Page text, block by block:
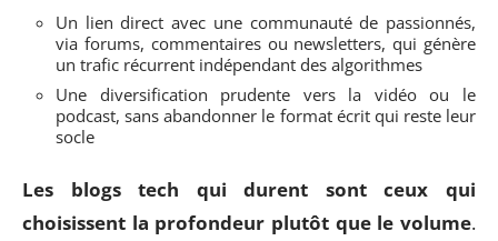
Un lien direct avec une communauté de passionnés,
via forums, commentaires ou newsletters, qui génère
un trafic récurrent indépendant des algorithmes
Une diversification prudente vers la vidéo ou le
podcast, sans abandonner le format écrit qui reste leur
socle
Les blogs tech qui durent sont ceux qui
choisissent la profondeur plutôt que le volume.